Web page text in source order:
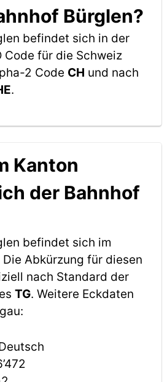
Bürglen?
befindet sich in der
Code für die Schweiz
2 Code CH und nach
.
Kanton
der Bahnhof
befindet sich im
Die Abkürzung für diesen
nach Standard der
TG. Weitere Eckdaten